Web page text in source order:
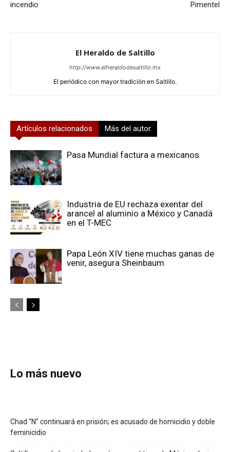
incendio Pimentel
El Heraldo de Saltillo
http://www.elheraldodesaltillo.mx
El periódico con mayor tradición en Saltillo.
Artículos relacionados Más del autor
Pasa Mundial factura a mexicanos
Industria de EU rechaza exentar del
arancel al aluminio a México y Canadá
en el T-MEC
Papa León XIV tiene muchas ganas de
venir, asegura Sheinbaum
Lo más nuevo
Chad “N” continuará en prisión; es acusado de homicidio y doble
feminicidio